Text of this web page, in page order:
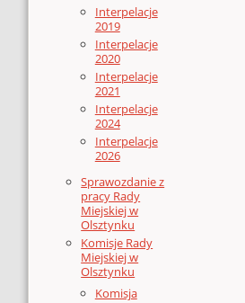
Interpelacje
2019
Interpelacje
2020
Interpelacje
2021
Interpelacje
2024
Interpelacje
2026
Sprawozdanie z
pracy Rady
Miejskiej w
Olsztynku
Komisje Rady
Miejskiej w
Olsztynku
Komisja